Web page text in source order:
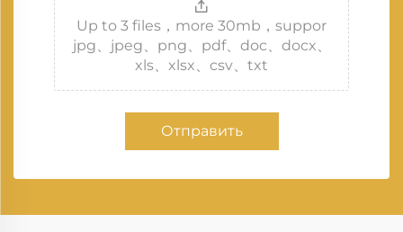
Up to 3 files，more 30mb，suppor
jpg、jpeg、png、pdf、doc、docx、
xls、xlsx、csv、txt
Отправить